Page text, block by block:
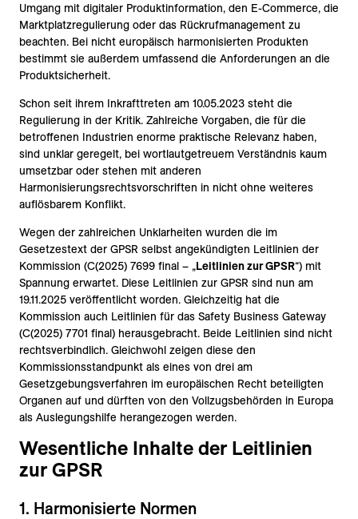
Umgang mit digitaler Produktinformation, den E-Commerce, die
Marktplatzregulierung oder das Rückrufmanagement zu
beachten. Bei nicht europäisch harmonisierten Produkten
bestimmt sie außerdem umfassend die Anforderungen an die
Produktsicherheit.
Schon seit ihrem Inkrafttreten am 10.05.2023 steht die
Regulierung in der Kritik. Zahlreiche Vorgaben, die für die
betroffenen Industrien enorme praktische Relevanz haben,
sind unklar geregelt, bei wortlautgetreuem Verständnis kaum
umsetzbar oder stehen mit anderen
Harmonisierungsrechtsvorschriften in nicht ohne weiteres
auflösbarem Konflikt.
Wegen der zahlreichen Unklarheiten wurden die im
Gesetzestext der GPSR selbst angekündigten Leitlinien der
Kommission (C(2025) 7699 final – „Leitlinien zur GPSR“) mit
Spannung erwartet. Diese Leitlinien zur GPSR sind nun am
19.11.2025 veröffentlicht worden. Gleichzeitig hat die
Kommission auch Leitlinien für das Safety Business Gateway
(C(2025) 7701 final) herausgebracht. Beide Leitlinien sind nicht
rechtsverbindlich. Gleichwohl zeigen diese den
Kommissionsstandpunkt als eines von drei am
Gesetzgebungsverfahren im europäischen Recht beteiligten
Organen auf und dürften von den Vollzugsbehörden in Europa
als Auslegungshilfe herangezogen werden.
Wesentliche Inhalte der Leitlinien
zur GPSR
1. Harmonisierte Normen